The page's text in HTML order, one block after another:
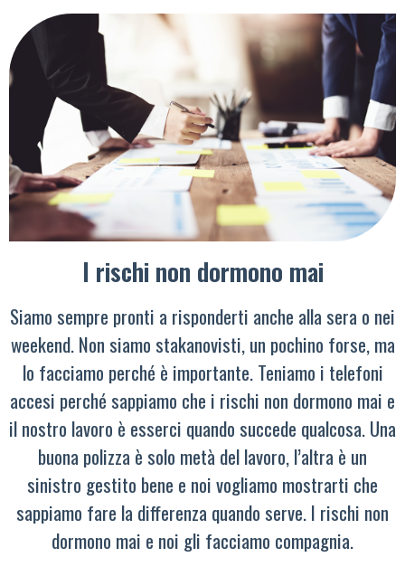
I rischi non dormono mai
Siamo sempre pronti a risponderti anche alla sera o nei
weekend. Non siamo stakanovisti, un pochino forse, ma
lo facciamo perché è importante. Teniamo i telefoni
accesi perché sappiamo che i rischi non dormono mai e
il nostro lavoro è esserci quando succede qualcosa. Una
buona polizza è solo metà del lavoro, l’altra è un
sinistro gestito bene e noi vogliamo mostrarti che
sappiamo fare la differenza quando serve. I rischi non
dormono mai e noi gli facciamo compagnia.